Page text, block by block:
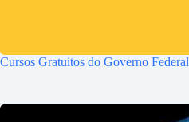
Cursos Gratuitos do Governo Federal